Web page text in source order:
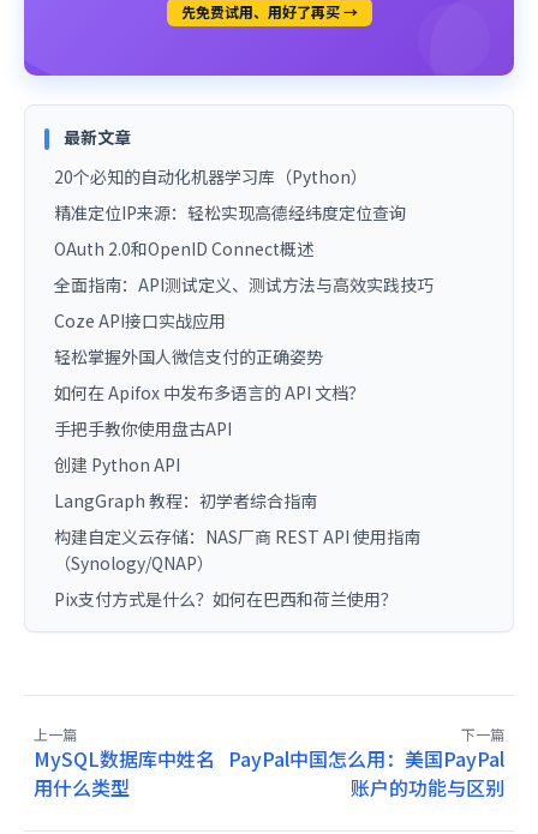
先免费试用、用好了再买 →
最新文章
20个必知的自动化机器学习库（Python）
精准定位IP来源：轻松实现高德经纬度定位查询
OAuth 2.0和OpenID Connect概述
全面指南：API测试定义、测试方法与高效实践技巧
Coze API接口实战应用
轻松掌握外国人微信支付的正确姿势
如何在 Apifox 中发布多语言的 API 文档？
手把手教你使用盘古API
创建 Python API
LangGraph 教程：初学者综合指南
构建自定义云存储：NAS厂商 REST API 使用指南
（Synology/QNAP）
Pix支付方式是什么？如何在巴西和荷兰使用？
上一篇
MySQL数据库中姓名
用什么类型
下一篇
PayPal中国怎么用：美国PayPal
账户的功能与区别